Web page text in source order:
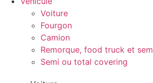
Voiture
Fourgon
Camion
Remorque, food truck et
Semi ou total covering